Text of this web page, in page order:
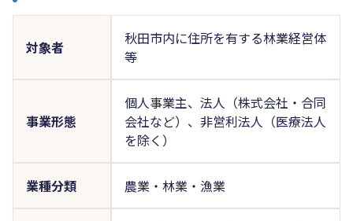
対象者
秋田市内に住所を有する林業経営体
等
事業形態
個人事業主、法人（株式会社・合同
会社など）、非営利法人（医療法人
を除く）
業種分類 農業・林業・漁業